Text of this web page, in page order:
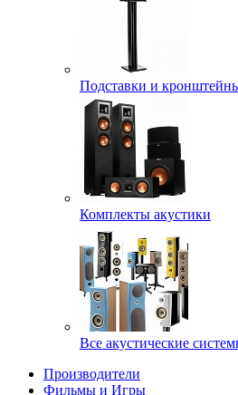
Подставки и
Комплекты акустики
Все акустические
Производители
Фильмы и Игры